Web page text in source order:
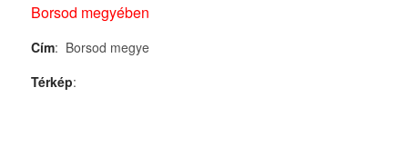
Borsod megyében
Cím: Borsod megye
Térkép: